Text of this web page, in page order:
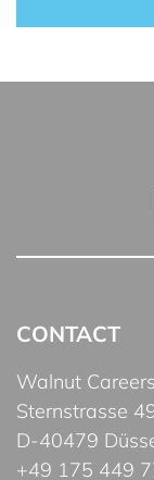
CONTACT
Walnut Careers
Sternstrasse
D-40479
+49 175 449